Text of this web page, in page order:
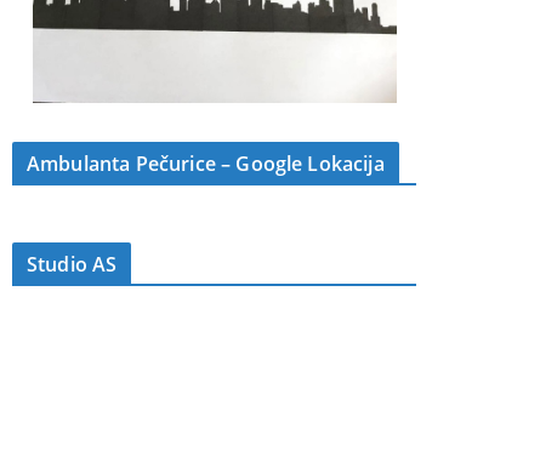
Ambulanta Pečurice – Google Lokacija
Studio AS